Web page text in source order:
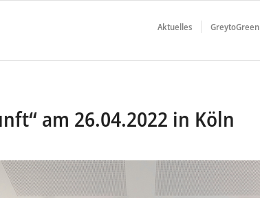
Aktuelles GreytoGreen
am 26.04.2022 in Köln